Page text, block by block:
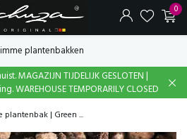
0
plantenbakken
MAGAZIJN TIJDELIJK GESLOTEN |
WAREHOUSE TEMPORARILY CLOSED
plantenbak | Green ...